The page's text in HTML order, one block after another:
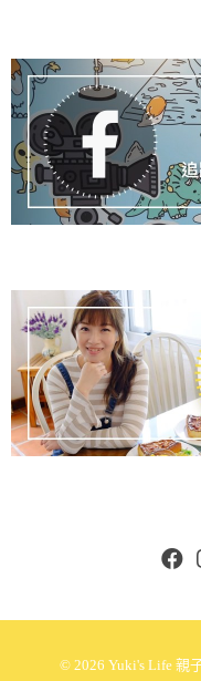
© 2026 Yuki's Life 親